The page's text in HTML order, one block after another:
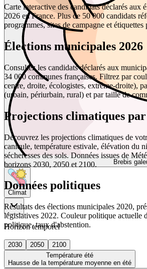
Brebis
Climat
Horizon temporel
2030 2050
2100
Température été
Hausse de la température moyenne en été
Carte interactive des candidats déclarés aux
2026 en France. Plus de 50 000 candidats
programmes, sites de campagne et étiquettes
Élections municipales 2026
Consultez les candidats déclarés aux
34 000 communes françaises. Filtrez par
centre, droite, écologistes, extrême-droite),
(urbain, périurbain, rural) et par taille de
Projections climatiques
Découvrez les projections climatiques de
canicule, température estivale, élévation du
sécheresses des sols. Données issues de
horizons 2030, 2050 et 2100.
Données politiques
Résultats des élections municipales 2020,
législatives 2022. Couleur politique actuelle
politique, taux d'abstention.